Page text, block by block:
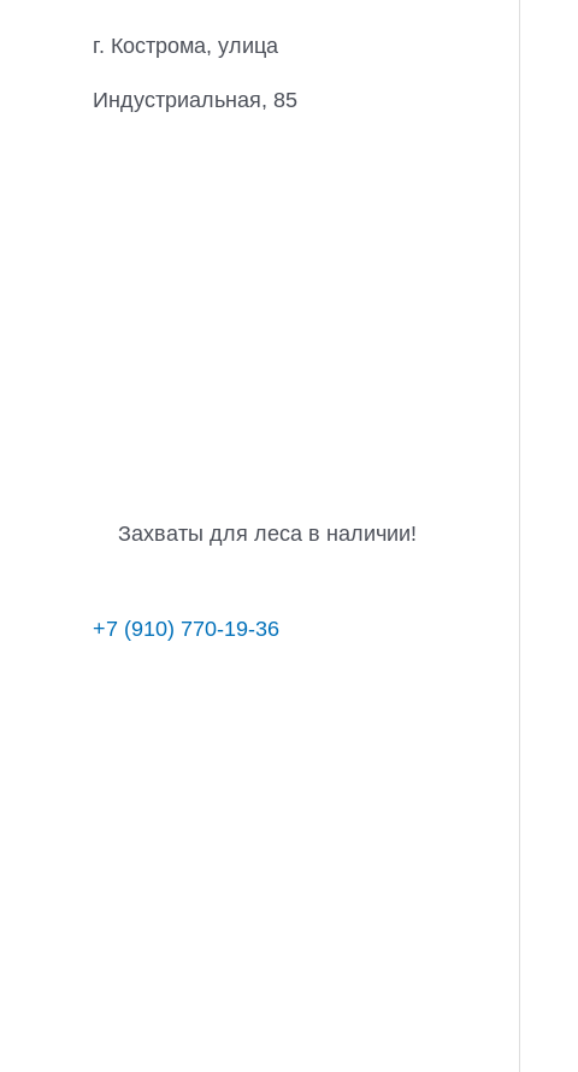
г. Кострома, улица
Индустриальная, 85
Захваты для леса в наличии!
+7 (910) 770-19-36